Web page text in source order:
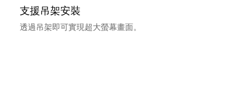
支援吊架安裝
透過吊架即可實現超大螢幕畫面。